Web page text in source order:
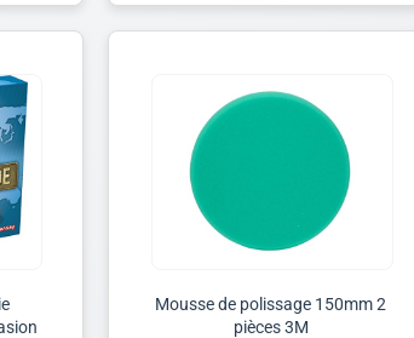
Mousse de polissage 150mm 2
pièces 3M